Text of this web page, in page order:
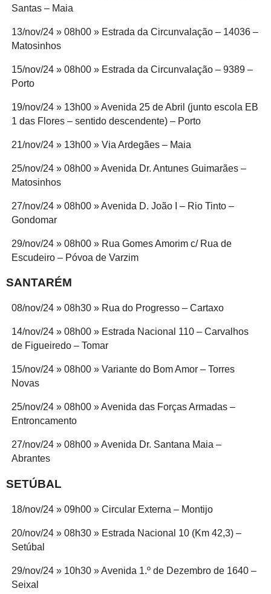
Santas – Maia
13/nov/24 » 08h00 » Estrada da Circunvalação – 14036 –
Matosinhos
15/nov/24 » 08h00 » Estrada da Circunvalação – 9389 –
Porto
19/nov/24 » 13h00 » Avenida 25 de Abril (junto escola EB
1 das Flores – sentido descendente) – Porto
21/nov/24 » 13h00 » Via Ardegães – Maia
25/nov/24 » 08h00 » Avenida Dr. Antunes Guimarães –
Matosinhos
27/nov/24 » 08h00 » Avenida D. João I – Rio Tinto –
Gondomar
29/nov/24 » 08h00 » Rua Gomes Amorim c/ Rua de
Escudeiro – Póvoa de Varzim
SANTARÉM
08/nov/24 » 08h30 » Rua do Progresso – Cartaxo
14/nov/24 » 08h00 » Estrada Nacional 110 – Carvalhos
de Figueiredo – Tomar
15/nov/24 » 08h00 » Variante do Bom Amor – Torres
Novas
25/nov/24 » 08h00 » Avenida das Forças Armadas –
Entroncamento
27/nov/24 » 08h00 » Avenida Dr. Santana Maia –
Abrantes
SETÚBAL
18/nov/24 » 09h00 » Circular Externa – Montijo
20/nov/24 » 08h30 » Estrada Nacional 10 (Km 42,3) –
Setúbal
29/nov/24 » 10h30 » Avenida 1.º de Dezembro de 1640 –
Seixal